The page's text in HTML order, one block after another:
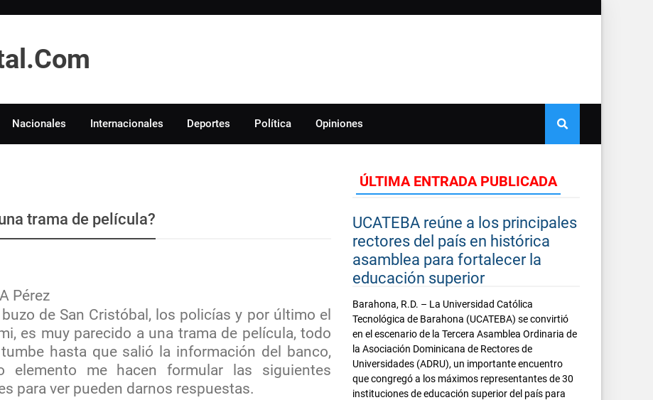
Nacionales Internacionales Deportes Política Opiniones
trama de película?
Pérez
de San Cristóbal, los policías y por último el
es muy parecido a una trama de película, todo
hasta que salió la información del banco,
elemento me hacen formular las siguientes
para ver pueden darnos respuestas.
ÚLTIMA ENTRADA PUBLICADA
UCATEBA reúne a los principales
rectores del país en histórica
asamblea para fortalecer la
educación superior
Barahona, R.D. – La Universidad Católica
Tecnológica de Barahona (UCATEBA) se convirtió
en el escenario de la Tercera Asamblea Ordinaria de
la Asociación Dominicana de Rectores de
Universidades (ADRU), un importante encuentro
que congregó a los máximos representantes de 30
instituciones de educación superior del país para